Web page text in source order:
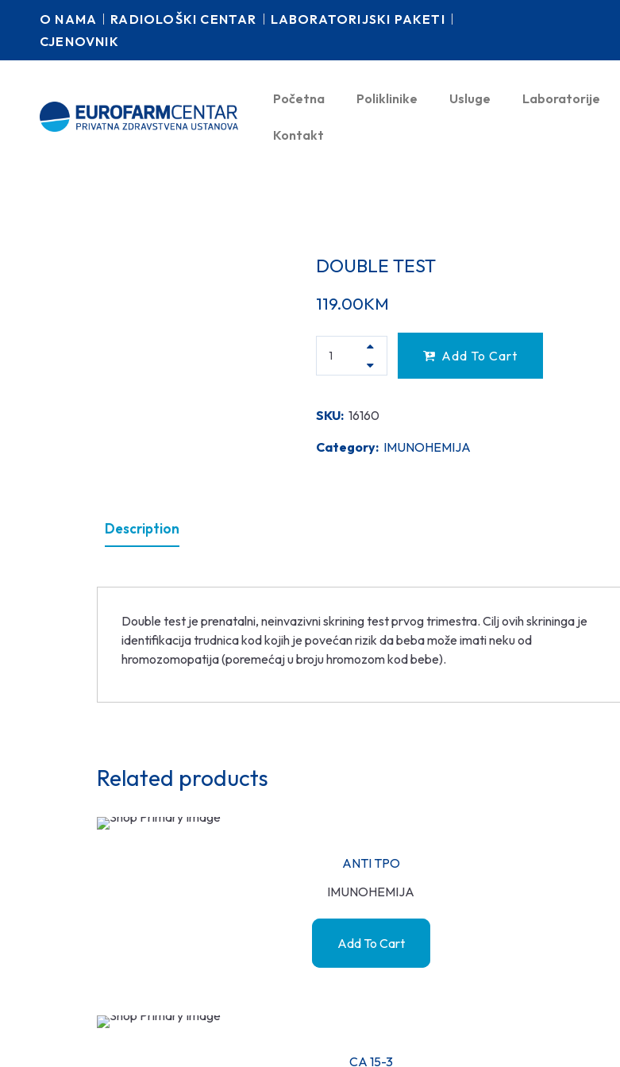
O NAMA RADIOLOŠKI CENTAR
LABORATORIJSKI PAKETI
CJENOVNIK
Početna Poliklinike Usluge Laboratorije
Kontakt
DOUBLE TEST
119.00KM
Add To Cart
SKU: 16160
Category: IMUNOHEMIJA
Description
Double test je prenatalni, neinvazivni skrining test prvog trimestra. Cilj ovih skrininga je
identifikacija trudnica kod kojih je povećan rizik da beba može imati neku od
hromozomopatija (poremećaj u broju hromozom kod bebe).
Related products
ANTI TPO
IMUNOHEMIJA
Add To Cart
CA 15-3